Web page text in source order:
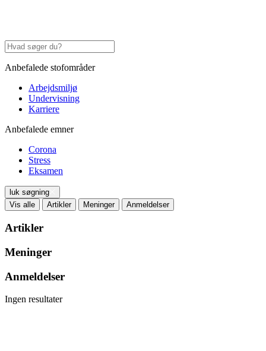
Anbefalede stofområder
Arbejdsmiljø
Undervisning
Karriere
Anbefalede emner
Corona
Stress
Eksamen
luk søgning
Vis alle
Artikler Meninger Anmeldelser
Artikler
Meninger
Anmeldelser
Ingen resultater